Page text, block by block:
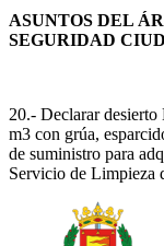
ASUNTOS DEL
SEGURIDAD
20.- Declarar
m3 con grúa,
de suministro para
Servicio de Limpieza